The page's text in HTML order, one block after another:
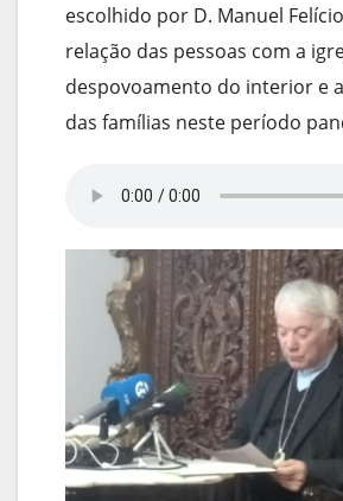
escolhido por D. Manuel
relação das pessoas com a
despovoamento do interior e
das famílias neste período